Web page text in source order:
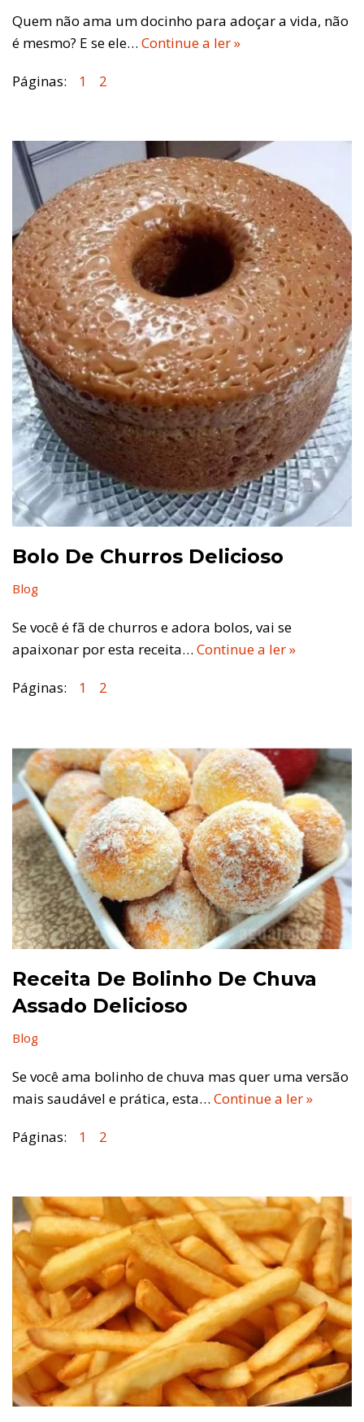
Quem não ama um docinho para adoçar a vida, não
é mesmo? E se ele… Continue a ler »
Páginas: 1 2
Bolo De Churros Delicioso
Blog
Se você é fã de churros e adora bolos, vai se
apaixonar por esta receita… Continue a ler »
Páginas: 1 2
Receita De Bolinho De Chuva
Assado Delicioso
Blog
Se você ama bolinho de chuva mas quer uma versão
mais saudável e prática, esta… Continue a ler »
Páginas: 1 2